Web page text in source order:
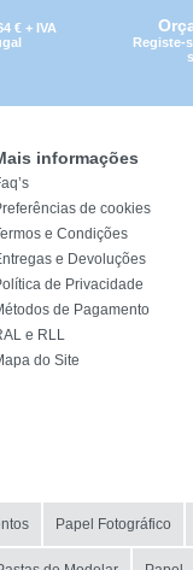
€ + IVA
Registe-
informações
de cookies
e Condições
e Devoluções
de Privacidade
de Pagamento
e RLL
do Site
Papel Fotográfico
CATEGORIA
REF
MODELO